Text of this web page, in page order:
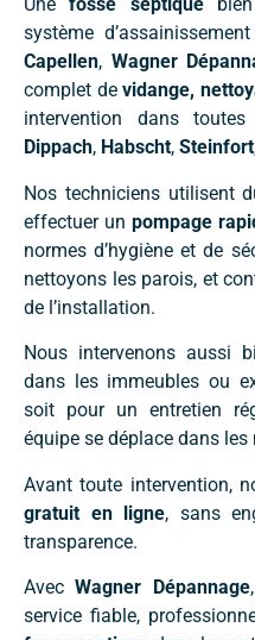
Unefosse septiquebien
système
Capellen, Wagner
complet de vidange,
intervention dans
Dippach, Habscht, Steinfort
Nos techniciens utilisent
effectuer un pompage
normes d’hygiène et de
nettoyons les parois, et
de l’installation.
Nous intervenons aussi
dans les immeubles ou
soit pour un entretien
équipe se déplace dans
Avant toute intervention,
gratuit en ligne, sans
transparence.
AvecWagner Dépannage
service fiable,